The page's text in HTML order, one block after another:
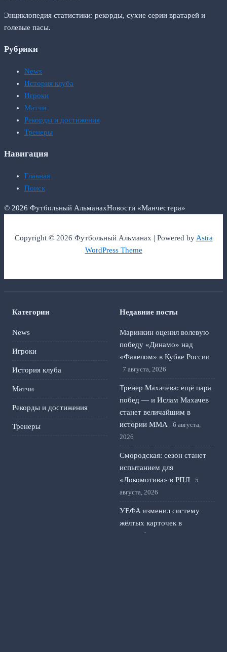
Энциклопедия статистики: рекорды, сухие серии вратарей и
голевые пасы.
Рубрики
News
История клуба
Игроки
Матчи
Рекорды и достижения
Тренеры
Навигация
Главная
Поиск
© 2026 Футбольный АльманахНовости «Манчестера»
Copyright © 2026 Футбольный Альманах | Powered byAstra
WordPress Theme
Категории
News
Игроки
История клуба
Матчи
Рекорды и достижения
Тренеры
Недавние посты
Маринкин оценил волевую
победу «Динамо» над
«Факелом» в Кубке России
7 августа, 2026
Тренер Махачева: ещё пара
побед — и Ислам Махачев
станет величайшим в
истории ММА
6 августа,
2026
Смородская: сезон станет
испытанием для
«Локомотива» в РПЛ
5
августа, 2026
УЕФА изменил систему
жёлтых карточек в
еврокубках: что изменится